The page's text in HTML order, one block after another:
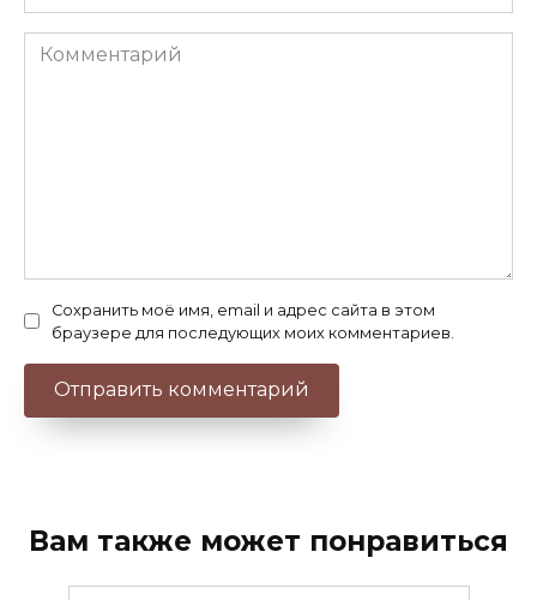
Комментарий
Сохранить моё имя, email и адрес сайта в этом
браузере для последующих моих комментариев.
Вам также может понравиться